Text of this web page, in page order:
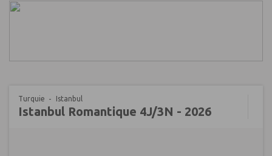
Turquie Istanbul
Istanbul Romantique 4J/3N - 2026